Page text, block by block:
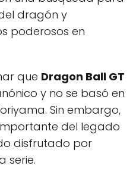
dragón y
poderosos en
que Dragon Ball GT
y no se basó en
Sin embargo,
del legado
disfrutado por
serie.